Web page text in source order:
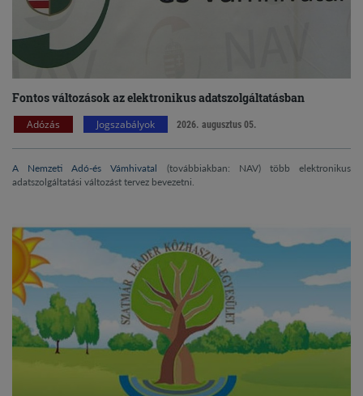
Fontos változások az elektronikus adatszolgáltatásban
Adózás Jogszabályok 2026. augusztus 05.
A Nemzeti Adó-és Vámhivatal (továbbiakban: NAV) több elektronikus
adatszolgáltatási változást tervez bevezetni.